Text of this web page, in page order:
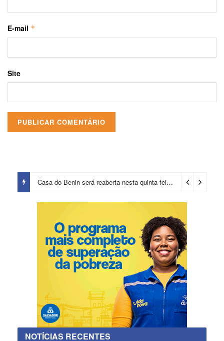
E-mail *
Site
Casa do Benin será reaberta nesta quinta-feira (6) 23 horas ago
NOTÍCIAS RECENTES